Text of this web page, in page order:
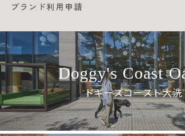
ブランド利用申請
Doggy's Coast
ドギーズコースト大洗